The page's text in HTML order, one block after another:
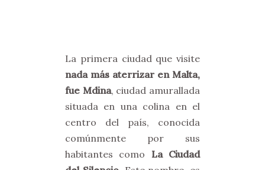
La primera ciudad que visite
nada más aterrizar en Malta,
fue Mdina, ciudad amurallada
situada en una colina en el
centro del país, conocida
comúnmente por sus
habitantes como La Ciudad